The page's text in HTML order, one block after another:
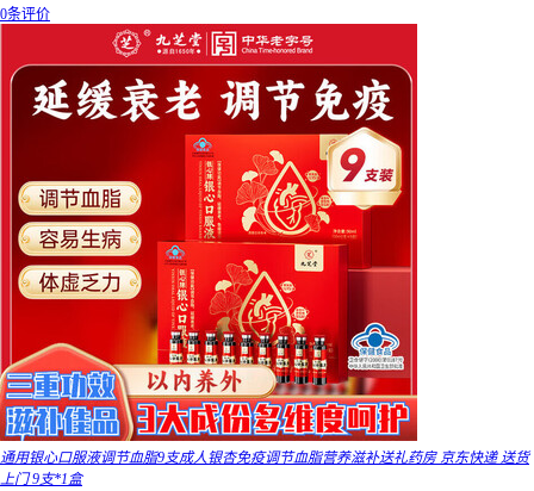
0条评价
通用银心口服液调节血脂9支成人银杏免疫调节血脂营养滋补送礼药房 京东快递 送货
上门 9支*1盒